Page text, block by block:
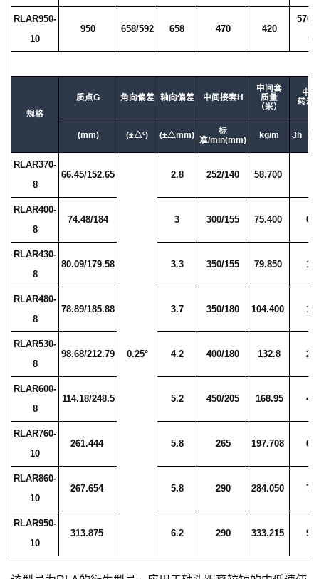
RLAR950-
10
950 658/592 658 470 420
570/
规格
质点G 角向偏差 轴向偏差 中间接套H
中间套
质量
（米）
中
转动
(mm) (±△º) (±△mm)
标
准/min(mm)
kg/m Jh（
RLAR370-
8
66.45/152.65
0.25°
2.8 252/140 58.700
RLAR400-
8
74.48/184 3 300/155 75.400
RLAR430-
8
80.09/179.58 3.3 350/155 79.850
RLAR480-
8
78.89/185.88 3.7 350/180 104.400
RLAR530-
8
98.68/212.79 4.2 400/180 132.8
RLAR600-
8
114.18/248.5 5.2 450/205 168.95
RLAR760-
10
261.444 5.8 265 197.708
RLAR860-
10
267.654 5.8 290 284.050
RLAR950-
10
313.875 6.2 290 333.215